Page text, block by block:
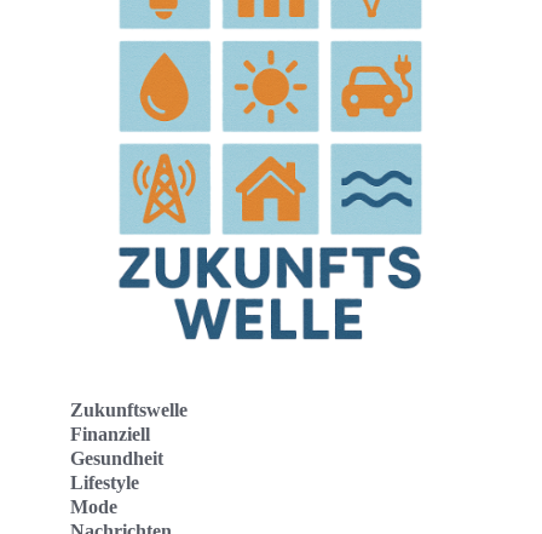
Zukunftswelle
Finanziell
Gesundheit
Lifestyle
Mode